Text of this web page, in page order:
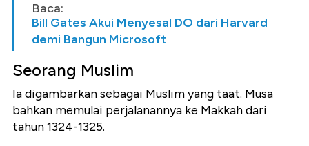
Baca:
Bill Gates Akui Menyesal DO dari Harvard
demi Bangun Microsoft
Seorang Muslim
Ia digambarkan sebagai Muslim yang taat. Musa
bahkan memulai perjalanannya ke Makkah dari
tahun 1324-1325.